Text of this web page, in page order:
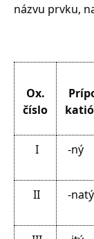
názvu prvku,
Ox.
číslo
I -ný
II -natý